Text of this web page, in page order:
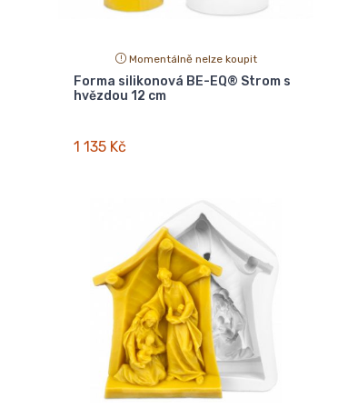
Momentálně nelze koupit
Forma silikonová BE-EQ® Strom s
hvězdou 12 cm
1 135 Kč